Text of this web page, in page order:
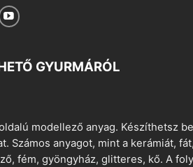
GYURMÁRÓL
modellező anyag. Készíthetsz
anyagot, mint a kerámiát,
fém, gyöngyház, glitteres, kő. A